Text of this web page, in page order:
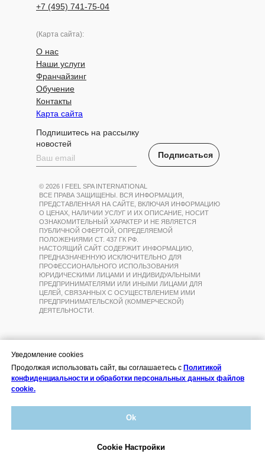
Уведомление cookies
Продолжая использовать сайт, вы соглашаетесь с Политикой
конфиденциальности и обработки персональных данных файлов
cookie.
Ok
Cookie Настройки
Уведомление cookies
Продолжая использовать сайт, вы соглашаетесь с Политикой
конфиденциальности и обработки персональных данных файлов
cookie.
Ok
Cookie Настройки
Подпишитесь на рассылку
новостей
© 2026 I FEEL SPA INTERNATIONAL
ВСЕ ПРАВА ЗАЩИЩЕНЫ. ВСЯ ИНФОРМАЦИЯ,
ПРЕДСТАВЛЕННАЯ НА САЙТЕ, ВКЛЮЧАЯ ИНФОРМАЦИЮ
О ЦЕНАХ, НАЛИЧИИ УСЛУГ И ИХ ОПИСАНИЕ, НОСИТ
ОЗНАКОМИТЕЛЬНЫЙ ХАРАКТЕР И НЕ ЯВЛЯЕТСЯ
ПУБЛИЧНОЙ ОФЕРТОЙ, ОПРЕДЕЛЯЕМОЙ
ПОЛОЖЕНИЯМИ СТ. 437 ГК РФ.
НАСТОЯЩИЙ САЙТ СОДЕРЖИТ ИНФОРМАЦИЮ,
ПРЕДНАЗНАЧЕННУЮ ИСКЛЮЧИТЕЛЬНО ДЛЯ
ПРОФЕССИОНАЛЬНОГО ИСПОЛЬЗОВАНИЯ
ЮРИДИЧЕСКИМИ ЛИЦАМИ И ИНДИВИДУАЛЬНЫМИ
ПРЕДПРИНИМАТЕЛЯМИ ИЛИ ИНЫМИ ЛИЦАМИ ДЛЯ
ЦЕЛЕЙ, СВЯЗАННЫХ С ОСУЩЕСТВЛЕНИЕМ ИМИ
ПРЕДПРИНИМАТЕЛЬСКОЙ (КОММЕРЧЕСКОЙ)
ДЕЯТЕЛЬНОСТИ.
+7 (495) 741-75-04
(Карта сайта):
О нас
Наши услуги
Франчайзинг
Обучение
Контакты
Карта сайта
Подписаться
Оставаясь на сайте вы подтверждаете согласие с
Уведомление cookies
Продолжая использовать сайт, вы соглашаетесь с Политикой
конфиденциальности и обработки персональных данных файлов
cookie.
Ok
Cookie Настройки